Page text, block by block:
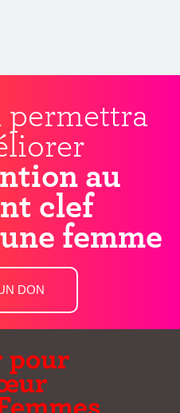
permettra
au
clef
femme
DON